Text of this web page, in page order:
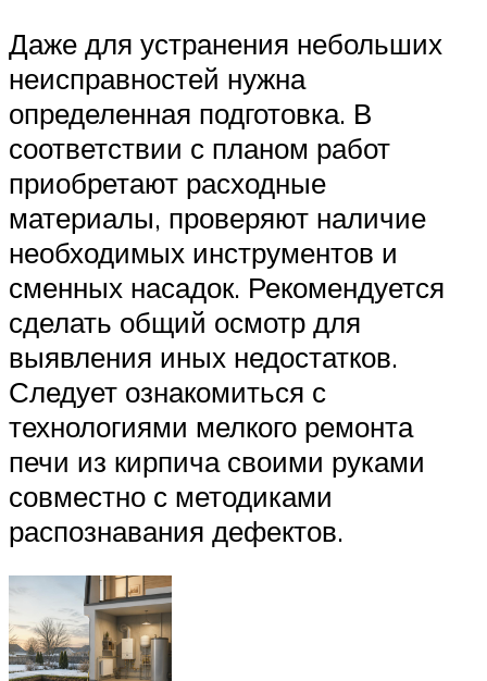
Даже для устранения небольших
неисправностей нужна
определенная подготовка. В
соответствии с планом работ
приобретают расходные
материалы, проверяют наличие
необходимых инструментов и
сменных насадок. Рекомендуется
сделать общий осмотр для
выявления иных недостатков.
Следует ознакомиться с
технологиями мелкого ремонта
печи из кирпича своими руками
совместно с методиками
распознавания дефектов.